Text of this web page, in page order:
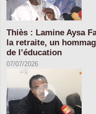
Thiès : Lamine Aysa
la retraite, un
de l’éducation
07/07/2026